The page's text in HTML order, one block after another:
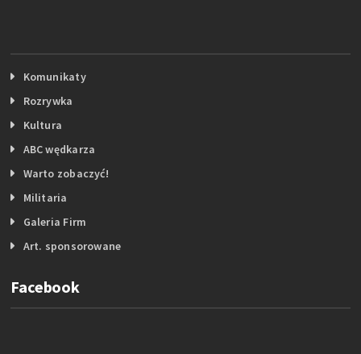
Komunikaty
Rozrywka
Kultura
ABC wędkarza
Warto zobaczyć!
Militaria
Galeria Firm
Art. sponsorowane
Facebook